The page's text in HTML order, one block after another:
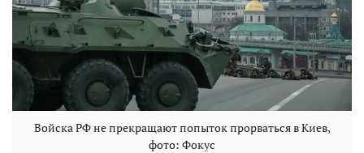
Войска РФ не прекращают попыток прорваться в Киев,
фото: Фокус